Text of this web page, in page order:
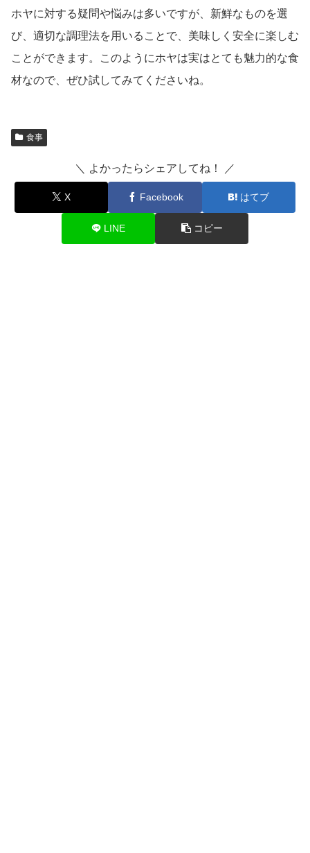
ホヤに対する疑問や悩みは多いですが、新鮮なものを選
び、適切な調理法を用いることで、美味しく安全に楽しむ
ことができます。このようにホヤは実はとても魅力的な食
材なので、ぜひ試してみてくださいね。
食事
＼ よかったらシェアしてね！ ／
X Facebook はてブ
LINE コピー